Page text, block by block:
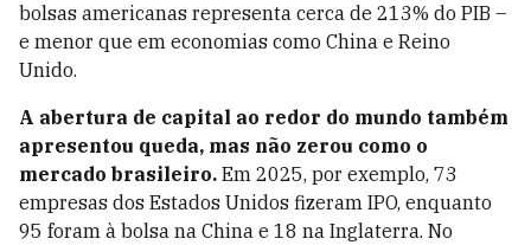
bolsas americanas representa cerca de 213% do PIB –
e menor que em economias como China e Reino
Unido.
A abertura de capital ao redor do mundo também
apresentou queda, mas não zerou como o
mercado brasileiro. Em 2025, por exemplo, 73
empresas dos Estados Unidos fizeram IPO, enquanto
95 foram à bolsa na China e 18 na Inglaterra. No